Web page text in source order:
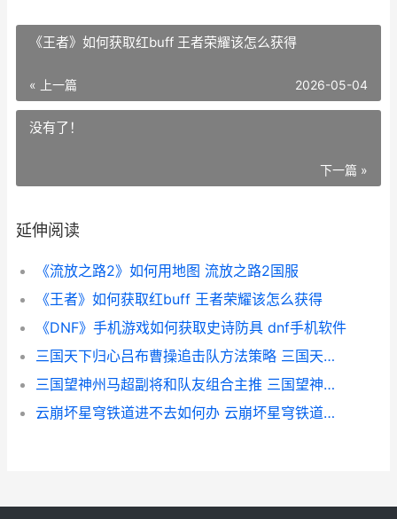
《王者》如何获取红buff 王者荣耀该怎么获得
« 上一篇 2026-05-04
没有了！
下一篇 »
延伸阅读
《流放之路2》如何用地图 流放之路2国服
《王者》如何获取红buff 王者荣耀该怎么获得
《DNF》手机游戏如何获取史诗防具 dnf手机软件
三国天下归心吕布曹操追击队方法策略 三国天下归心吕蒙
三国望神州马超副将和队友组合主推 三国望神州马超图片
云崩坏星穹铁道进不去如何办 云崩坏星穹铁道网页版